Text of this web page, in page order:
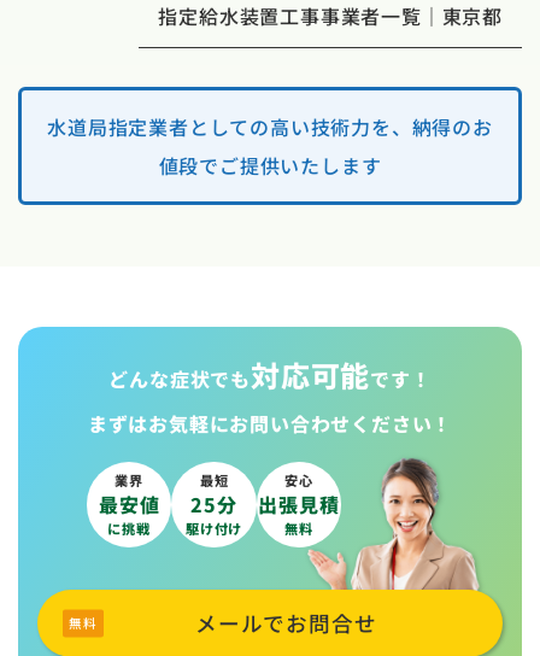
指定給水装置工事事業者一覧｜東京都
水道局指定業者としての高い技術力を、納得のお
値段でご提供いたします
どんな症状でも対応可能です！
まずはお気軽にお問い合わせください！
業界
最安値
に挑戦
最短
25分
駆け付け
安心
出張見積
無料
メールでお問合せ